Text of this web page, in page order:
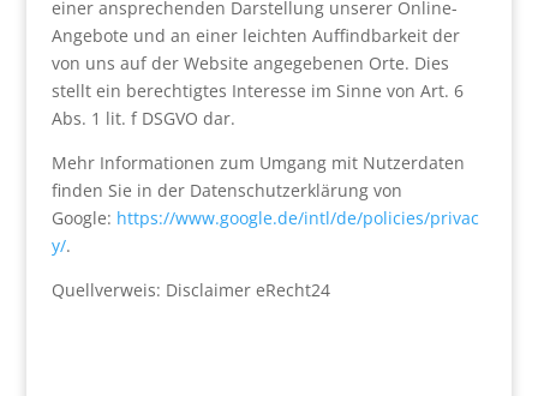
einer ansprechenden Darstellung unserer Online-
Angebote und an einer leichten Auffindbarkeit der
von uns auf der Website angegebenen Orte. Dies
stellt ein berechtigtes Interesse im Sinne von Art. 6
Abs. 1 lit. f DSGVO dar.
Mehr Informationen zum Umgang mit Nutzerdaten
finden Sie in der Datenschutzerklärung von
Google: https://www.google.de/intl/de/policies/privac
y/.
Quellverweis: Disclaimer eRecht24